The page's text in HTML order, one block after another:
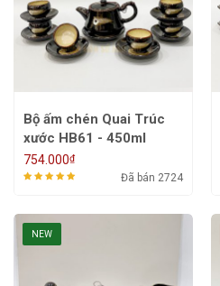
Bộ ấm chén Quai Trúc
xước HB61 - 450ml
754.000₫
Đã bán 2724
NEW